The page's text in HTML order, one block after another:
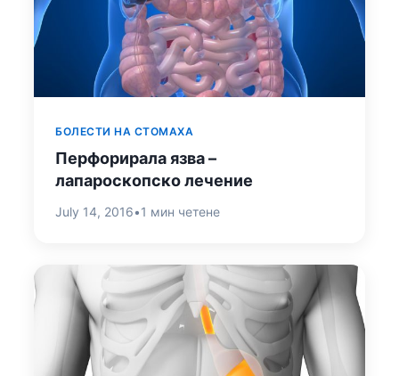
БОЛЕСТИ НА СТОМАХА
Перфорирала язва –
лапароскопско лечение
July 14, 2016•1 мин четене